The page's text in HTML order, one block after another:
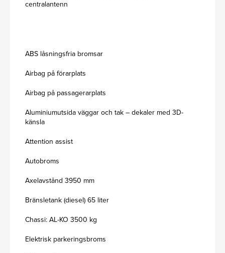
centralantenn
ABS låsningsfria bromsar
Airbag på förarplats
Airbag på passagerarplats
Aluminiumutsida väggar och tak – dekaler med 3D-
känsla
Attention assist
Autobroms
Axelavstånd 3950 mm
Bränsletank (diesel) 65 liter
Chassi: AL-KO 3500 kg
Elektrisk parkeringsbroms